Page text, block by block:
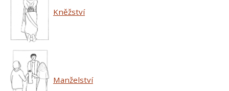
Kněžství
Manželství